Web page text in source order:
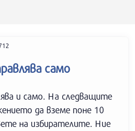
само
и само. На следващите
да вземе поне 10
на избирателите. Ние